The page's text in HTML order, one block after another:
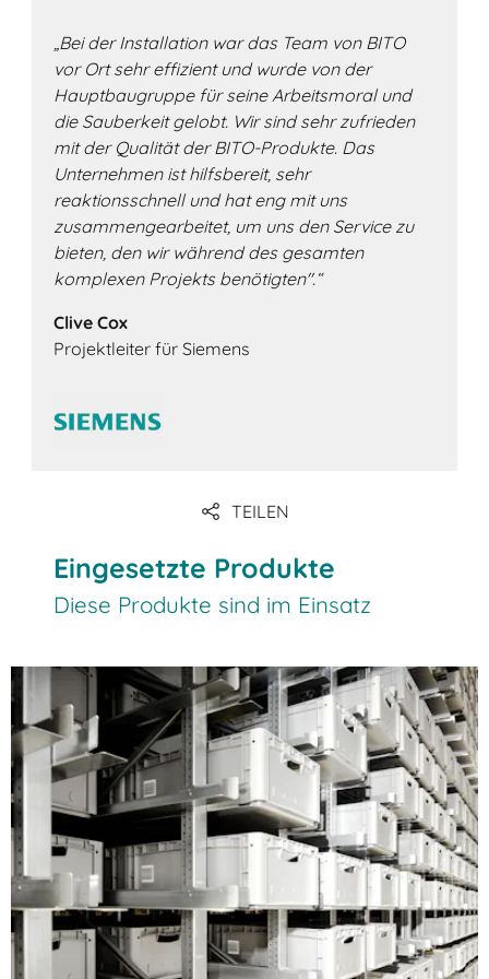
„Bei der Installation war das Team von BITO
vor Ort sehr effizient und wurde von der
Hauptbaugruppe für seine Arbeitsmoral und
die Sauberkeit gelobt. Wir sind sehr zufrieden
mit der Qualität der BITO-Produkte. Das
Unternehmen ist hilfsbereit, sehr
reaktionsschnell und hat eng mit uns
zusammengearbeitet, um uns den Service zu
bieten, den wir während des gesamten
komplexen Projekts benötigten".“
Clive Cox
Projektleiter für Siemens
TEILEN
Eingesetzte Produkte
Diese Produkte sind im Einsatz